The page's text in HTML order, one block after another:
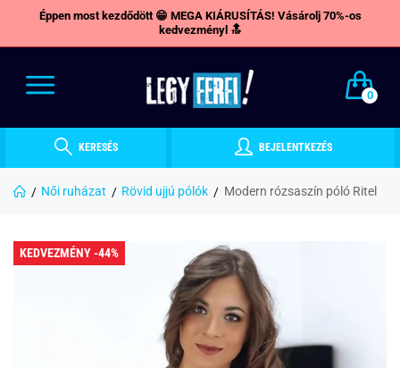
Éppen most kezdődött 😁 MEGA KIÁRUSÍTÁS! Vásárolj 70%-os
kedvezményl 🔝
0
KERESÉS BEJELENTKEZÉS
Női ruházat Rövid ujjú pólók Modern rózsaszín póló Ritel
KEDVEZMÉNY -44%